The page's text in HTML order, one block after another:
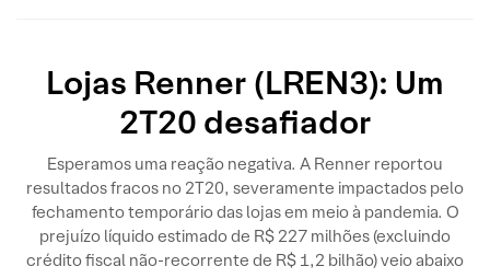
Lojas Renner (LREN3): Um
2T20 desafiador
Esperamos uma reação negativa. A Renner reportou
resultados fracos no 2T20, severamente impactados pelo
fechamento temporário das lojas em meio à pandemia. O
prejuízo líquido estimado de R$ 227 milhões (excluindo
crédito fiscal não-recorrente de R$ 1,2 bilhão) veio abaixo